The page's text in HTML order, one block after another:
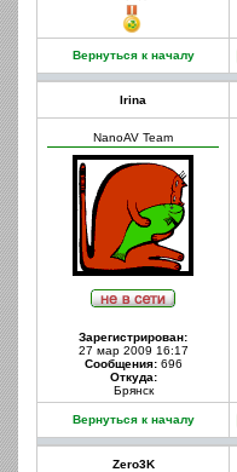
Вернуться к началу
Irina
NanoAV Team
Зарегистрирован:
27 мар 2009 16:17
Сообщения:696
Откуда:
Брянск
Вернуться к началу
Zero3K